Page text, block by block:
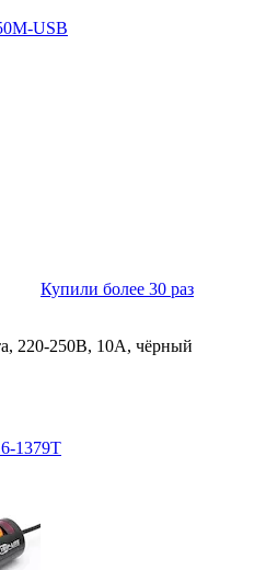
USB
Купили более 30 раз
220-250В, 10A, чёрный
1379T